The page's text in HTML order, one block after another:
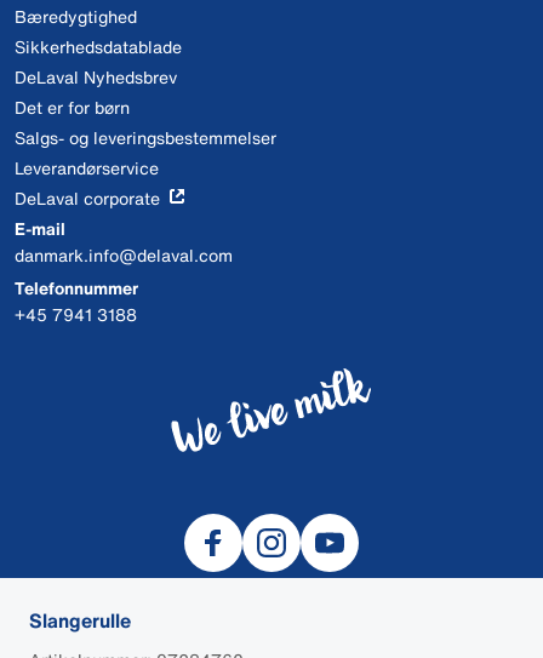
Slangerulle
Bæredygtighed
Sikkerhedsdatablade
DeLaval Nyhedsbrev
Det er for børn
Salgs- og leveringsbestemmelser
Leverandørservice
DeLaval corporate
E-mail
danmark.info@delaval.com
Telefonnummer
+45 7941 3188